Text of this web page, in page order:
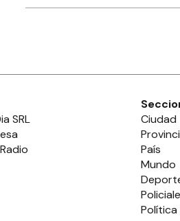
SRL
Ciudad
País
Mundo
Política